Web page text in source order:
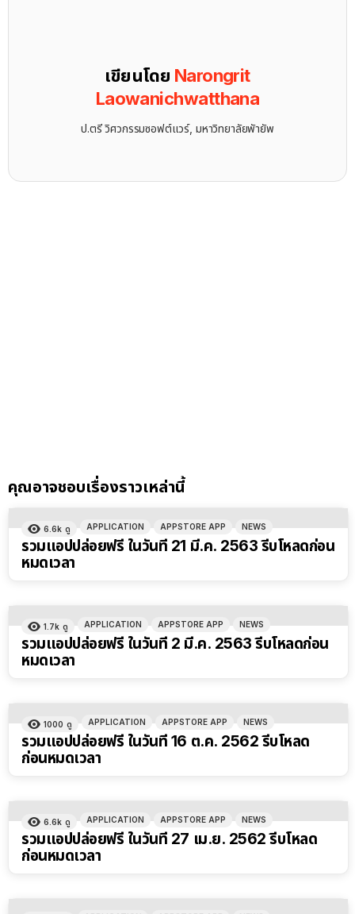
เขียนโดย Narongrit
Laowanichwatthana
ป.ตรี วิศวกรรมซอฟต์แวร์, มหาวิทยาลัยพัายัพ
คุณอาจชอบเรื่องราวเหล่านี้
6.6k ดู APPLICATION APPSTORE APP NEWS
รวมแอปปล่อยฟรี ในวันที่ 21 มี.ค. 2563 รีบโหลดก่อน
หมดเวลา
1.7k ดู APPLICATION APPSTORE APP NEWS
รวมแอปปล่อยฟรี ในวันที่ 2 มี.ค. 2563 รีบโหลดก่อน
หมดเวลา
1000 ดู APPLICATION APPSTORE APP NEWS
รวมแอปปล่อยฟรี ในวันที่ 16 ต.ค. 2562 รีบโหลด
ก่อนหมดเวลา
6.6k ดู APPLICATION APPSTORE APP NEWS
รวมแอปปล่อยฟรี ในวันที่ 27 เม.ย. 2562 รีบโหลด
ก่อนหมดเวลา